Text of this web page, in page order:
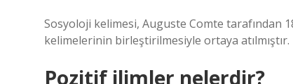
Sosyoloji kelimesi, Auguste Comte tarafından
kelimelerinin birleştirilmesiyle ortaya atılmıştır.
Pozitif ilimler nelerdir?